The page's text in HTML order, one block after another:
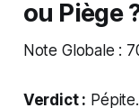
ou Piège
Note Globale :
Verdict :